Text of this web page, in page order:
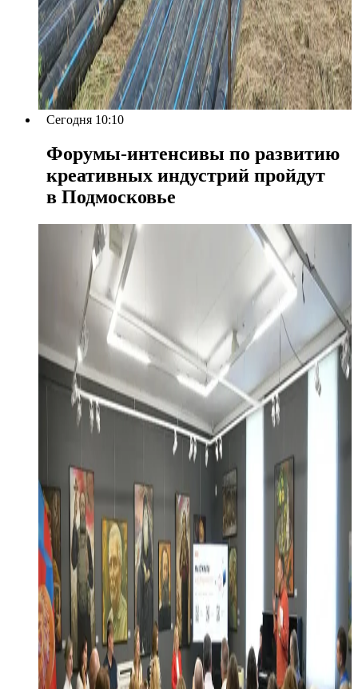
Сегодня 10:10
Форумы-интенсивы по развитию
креативных индустрий пройдут
в Подмосковье